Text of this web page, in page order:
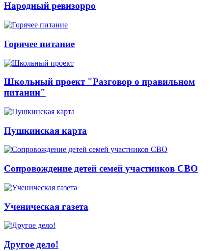
Народный ревизорро
Горячее питание
Школьный проект "Разговор о правильном
питании"
Пушкинская карта
Сопровождение детей семей участников СВО
Ученическая газета
Другое дело!